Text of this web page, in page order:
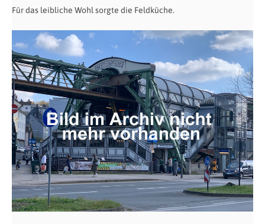
Für das leibliche Wohl sorgte die Feldküche.